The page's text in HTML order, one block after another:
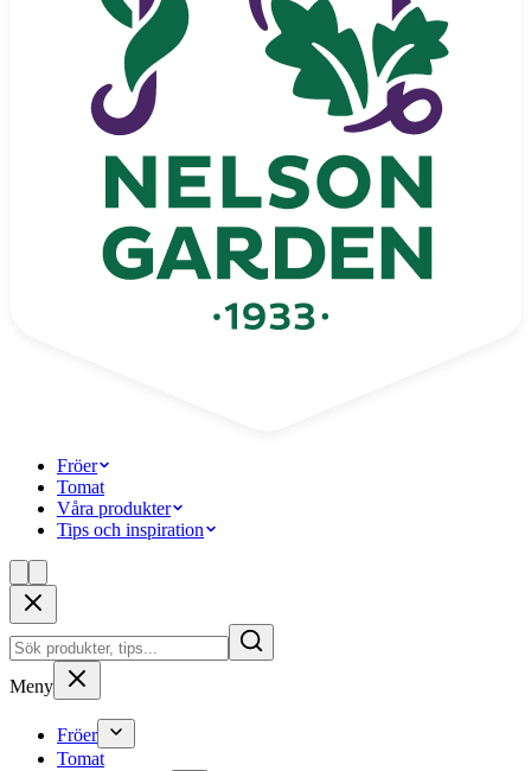
Fröer
Tomat
Våra produkter
Tips och inspiration
Meny
Fröer
Tomat